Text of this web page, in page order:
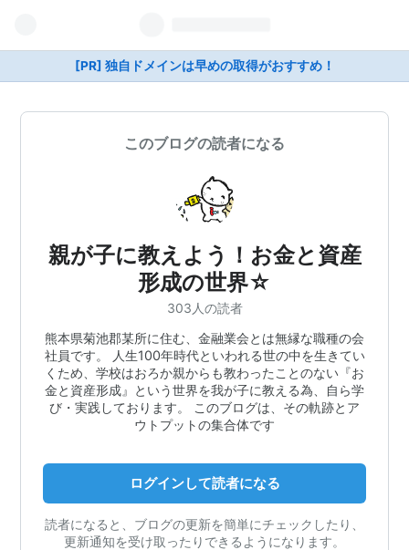
[PR] 独自ドメインは早めの取得がおすすめ！
このブログの読者になる
親が子に教えよう！お金と資産
形成の世界☆
303人の読者
熊本県菊池郡某所に住む、金融業会とは無縁な職種の会
社員です。 人生100年時代といわれる世の中を生きてい
くため、学校はおろか親からも教わったことのない『お
金と資産形成』という世界を我が子に教える為、自ら学
び・実践しております。 このブログは、その軌跡とア
ウトプットの集合体です
ログインして読者になる
読者になると、ブログの更新を簡単にチェックしたり、
更新通知を受け取ったりできるようになります。